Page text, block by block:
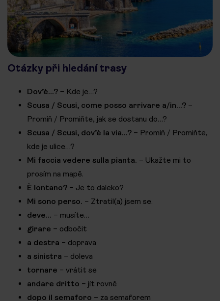
Otázky při hledání trasy
Dov’è…? – Kde je…?
Scusa / Scusi, come posso arrivare a/in…? –
Promiň / Promiňte, jak se dostanu do…?
Scusa / Scusi, dov’è la via…? – Promiň / Promiňte,
kde je ulice…?
Mi faccia vedere sulla pianta. – Ukažte mi to
prosím na mapě.
È lontano? – Je to daleko?
Mi sono perso. – Ztratil(a) jsem se.
deve… – musíte…
girare – odbočit
a destra – doprava
a sinistra – doleva
tornare – vrátit se
andare dritto – jít rovně
dopo il semaforo – za semaforem